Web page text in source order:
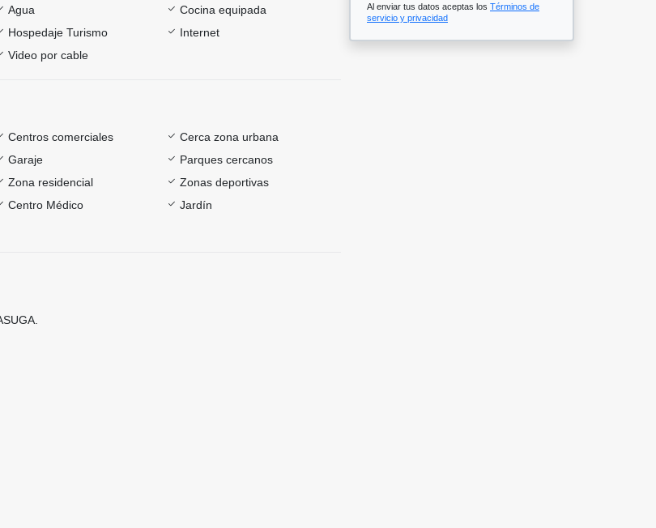
Agua
Cocina equipada
Hospedaje Turismo
Internet
Video por cable
Centros comerciales
Cerca zona urbana
Garaje
Parques cercanos
Zona residencial
Zonas deportivas
Centro Médico
Jardín
Al enviar tus datos aceptas los Términos de
servicio y privacidad